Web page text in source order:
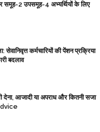
2 उपसमूह-4 अभ्यर्थियों के लिए
कर्मचारियों की पेंशन प्रक्रिया
बदलाव
देना, आजादी या अपराध और कितनी सजा